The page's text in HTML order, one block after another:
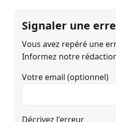
Signaler une
Vous avez repéré une
Informez notre
Votre email (optionnel)
Décrivez l'erreur